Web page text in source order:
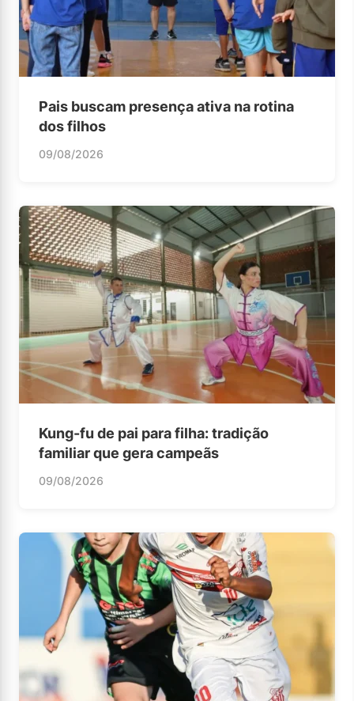
Pais buscam presença ativa na rotina
dos filhos
09/08/2026
Kung-fu de pai para filha: tradição
familiar que gera campeãs
09/08/2026